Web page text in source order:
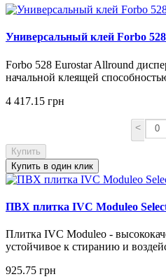
Универсальный клей Forbo
Forbo 528 Eurostar Allround
начальной клеящей
4 417.15 грн
<
Купить
Купить в один клик
ПВХ плитка IVC Moduleo
Плитка IVC Moduleo -
устойчивое к стиранию и
925.75 грн